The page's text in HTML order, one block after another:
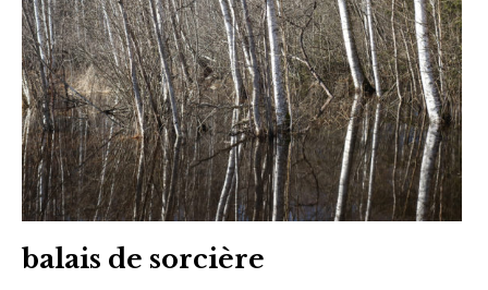
balais de sorcière